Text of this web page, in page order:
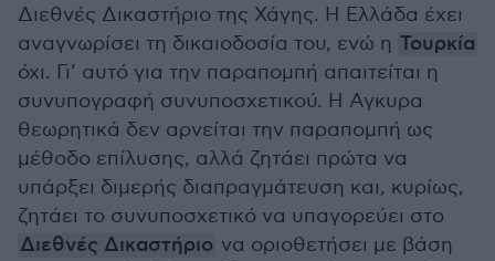
Διεθνές Δικαστήριο της Χάγης. Η Ελλάδα έχει
αναγνωρίσει τη δικαιοδοσία του, ενώ η Τουρκία
όχι. Γι’ αυτό για την παραπομπή απαιτείται η
συνυπογραφή συνυποσχετικού. Η Αγκυρα
θεωρητικά δεν αρνείται την παραπομπή ως
μέθοδο επίλυσης, αλλά ζητάει πρώτα να
υπάρξει διμερής διαπραγμάτευση και, κυρίως,
ζητάει το συνυποσχετικό να υπαγορεύει στο
Διεθνές Δικαστήριο να οριοθετήσει με βάση